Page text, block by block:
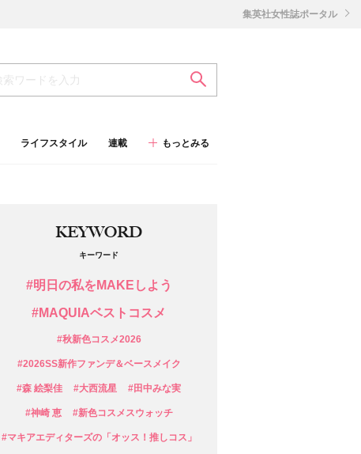
ライフスタイル 連載 もっとみる
集英社女性誌ポータル
KEYWORD
キーワード
#明日の私をMAKEしよう
#MAQUIAベストコスメ
#秋新色コスメ2026
#2026SS新作ファンデ＆ベースメイク
#森 絵梨佳 #大西流星 #田中みな実
#神崎 恵 #新色コスメスウォッチ
#マキアエディターズの「オッス！推しコス」